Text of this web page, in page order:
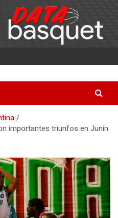
importantes triunfos en Junín